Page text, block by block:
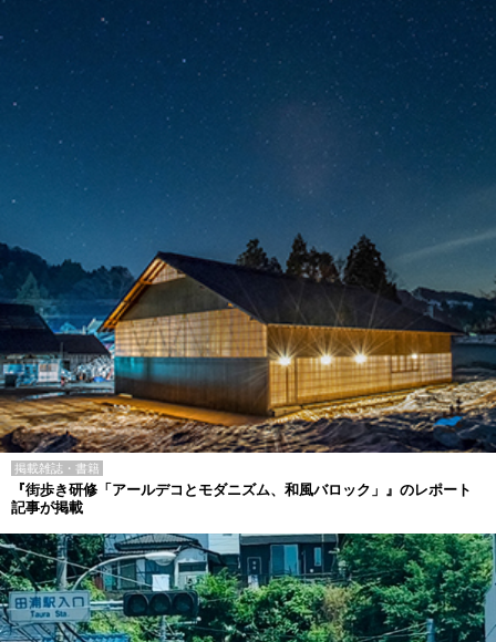
掲載雑誌・書籍
『街歩き研修「アールデコとモダニズム、和風バロック」』のレポート
記事が掲載